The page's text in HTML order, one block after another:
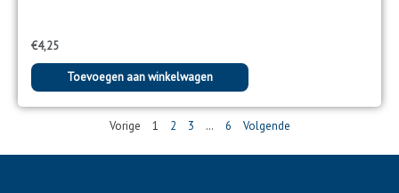
€4,25
Toevoegen aan winkelwagen
Vorige 1 2 3 … 6 Volgende